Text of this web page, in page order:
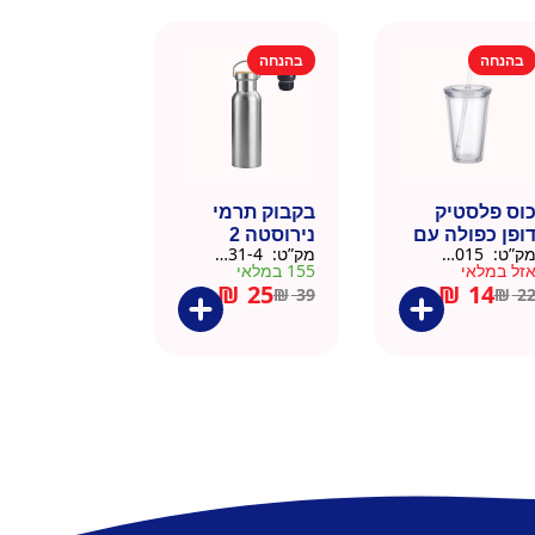
בהנחה
כוס פלסטיק
דופן כפולה עם
קשית
מק”ט: 9911015
אזל במלאי
₪22
₪ 14
בהנחה
בקבוק תרמי
נירוסטה 2
פקקים 500 מל
– כסוף קלאסי
מק”ט: 9901031-4
155 במלאי
₪39
₪ 25